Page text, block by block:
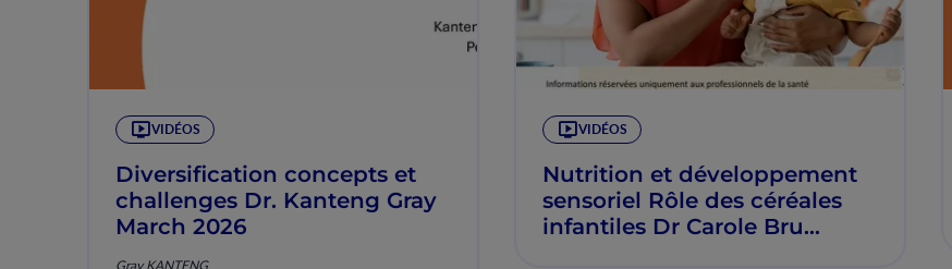
VIDÉOS
Diversification concepts et
challenges Dr. Kanteng Gray
March 2026
Gray KANTENG
VIDÉOS
Nutrition et développement
sensoriel Rôle des céréales
infantiles Dr Carole Bru